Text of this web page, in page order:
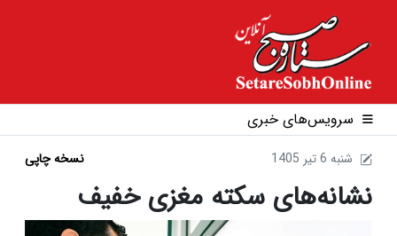
سرویس‌های خبری
1405 شنبه 6 تير نسخه چاپی
نشانه‌های سکته مغزی خفیف